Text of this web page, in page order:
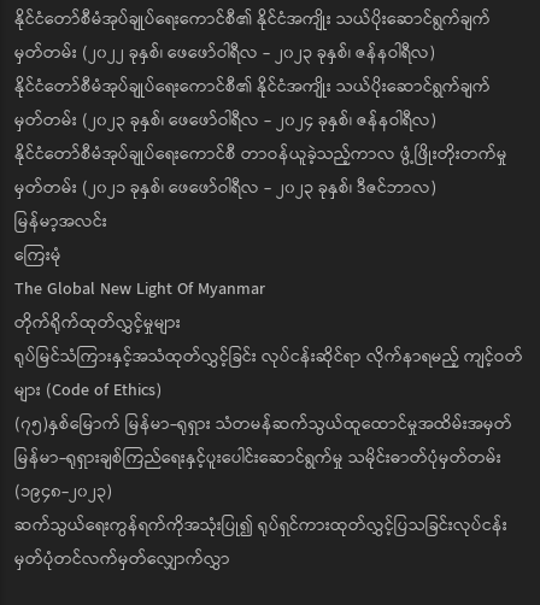
နိုင်ငံတော်စီမံအုပ်ချုပ်ရေးကောင်စီ၏ နိုင်ငံအကျိုး သယ်ပိုးဆောင်ရွက်ချက်
မှတ်တမ်း (၂၀၂၂ ခုနှစ်၊ ဖေဖော်ဝါရီလ - ၂၀၂၃ ခုနှစ်၊ ဇန်နဝါရီလ)
နိုင်ငံတော်စီမံအုပ်ချုပ်ရေးကောင်စီ၏ နိုင်ငံအကျိုး သယ်ပိုးဆောင်ရွက်ချက်
မှတ်တမ်း (၂၀၂၃ ခုနှစ်၊ ဖေဖော်ဝါရီလ - ၂၀၂၄ ခုနှစ်၊ ဇန်နဝါရီလ)
နိုင်ငံတော်စီမံအုပ်ချုပ်ရေးကောင်စီ တာဝန်ယူခဲ့သည့်ကာလ ဖွံ့ဖြိုးတိုးတက်မှု
မှတ်တမ်း (၂၀၂၁ ခုနှစ်၊ ဖေဖော်ဝါရီလ - ၂၀၂၃ ခုနှစ်၊ ဒီဇင်ဘာလ)
မြန်မာ့အလင်း
ကြေးမုံ
The Global New Light Of Myanmar
တိုက်ရိုက်ထုတ်လွှင့်မှုများ
ရုပ်မြင်သံကြားနှင့်အသံထုတ်လွှင့်ခြင်း လုပ်ငန်းဆိုင်ရာ လိုက်နာရမည့် ကျင့်ဝတ်
များ (Code of Ethics)
(၇၅)နှစ်မြောက် မြန်မာ-ရုရှား သံတမန်ဆက်သွယ်ထူထောင်မှုအထိမ်းအမှတ်
မြန်မာ-ရုရှားချစ်ကြည်ရေးနှင့်ပူးပေါင်းဆောင်ရွက်မှု သမိုင်းဓာတ်ပုံမှတ်တမ်း
(၁၉၄၈-၂၀၂၃)
ဆက်သွယ်ရေးကွန်ရက်ကိုအသုံးပြု၍ ရုပ်ရှင်ကားထုတ်လွှင့်ပြသခြင်းလုပ်ငန်း
မှတ်ပုံတင်လက်မှတ်လျှောက်လွှာ